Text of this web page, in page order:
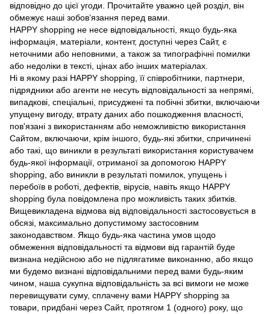
відповідно до цієї угоди. Прочитайте уважно цей розділ, він
обмежує наші зобов’язання перед вами.
HAPPY shopping не несе відповідальності, якщо будь-яка
інформація, матеріали, контент, доступні через Сайт, є
неточними або неповними, а також за типографічні помилки
або недоліки в тексті, цінах або інших матеріалах.
Ні в якому разі HAPPY shopping, її співробітники, партнери,
підрядники або агенти не несуть відповідальності за непрямі,
випадкові, спеціальні, присуджені та побічні збитки, включаючи
упущену вигоду, втрату даних або пошкодження власності,
пов'язані з використанням або неможливістю використання
Сайтом, включаючи, крім іншого, будь-які збитки, спричинені
або такі, що виникли в результаті використання користувачем
будь-якої інформації, отриманої за допомогою HAPPY
shopping, або виникли в результаті помилок, упущень і
перебоїв в роботі, дефектів, вірусів, навіть якщо HAPPY
shopping була повідомлена про можливість таких збитків.
Вищевикладена відмова від відповідальності застосовується в
обсязі, максимально допустимому застосовним
законодавством. Якщо будь-яка частина умов щодо
обмеження відповідальності та відмови від гарантій буде
визнана недійсною або не підлягатиме виконанню, або якщо
ми будемо визнані відповідальними перед вами будь-яким
чином, наша сукупна відповідальність за всі вимоги не може
перевищувати суму, сплачену вами HAPPY shopping за
товари, придбані через Сайт, протягом 1 (одного) року, що